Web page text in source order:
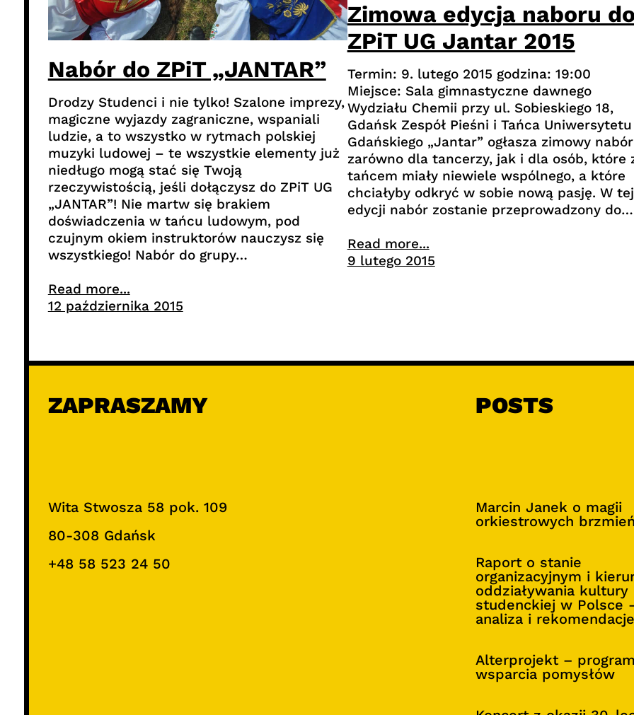
Nabór do ZPiT „JANTAR”
Drodzy Studenci i nie tylko! Szalone imprezy,
magiczne wyjazdy zagraniczne, wspaniali
ludzie, a to wszystko w rytmach polskiej
muzyki ludowej – te wszystkie elementy już
niedługo mogą stać się Twoją
rzeczywistością, jeśli dołączysz do ZPiT UG
„JANTAR”! Nie martw się brakiem
doświadczenia w tańcu ludowym, pod
czujnym okiem instruktorów nauczysz się
wszystkiego! Nabór do grupy…
Read more...
12 października 2015
Zimowa edycja naboru
ZPiT UG Jantar 2015
Termin: 9. lutego 2015 godzina: 19:00
Miejsce: Sala gimnastyczne dawnego
Wydziału Chemii przy ul. Sobieskiego 18,
Gdańsk Zespół Pieśni i Tańca Uniwersytetu
Gdańskiego „Jantar” ogłasza zimowy nabór
zarówno dla tancerzy, jak i dla osób, które
tańcem miały niewiele wspólnego, a które
chciałyby odkryć w sobie nową pasję. W tej
edycji nabór zostanie przeprowadzony do…
Read more...
9 lutego 2015
ZAPRASZAMY
Wita Stwosza 58 pok. 109
80-308 Gdańsk
+48 58 523 24 50
POSTS
Marcin Janek o magii
orkiestrowych
Raport o stanie
organizacyjnym i
oddziaływania kultury
studenckiej w Polsce
analiza i rekomendacje
Alterprojekt –
wsparcia pomysłów